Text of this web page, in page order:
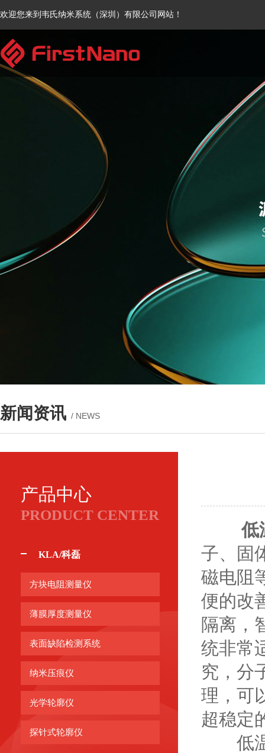
欢迎您来到韦氏纳米系统（深圳）有限公司网站！
新闻资讯 / NEWS
产品中心
PRODUCT CENTER
KLA/科磊
方块电阻测量仪
薄膜厚度测量仪
表面缺陷检测系统
纳米压痕仪
光学轮廓仪
探针式轮廓仪
低
子、固
磁电阻
便的改
隔离，
统非常
究，分
理，可
超稳定
低温